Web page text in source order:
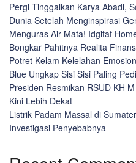
Pergi Tinggalkan Karya Abadi,
Dunia Setelah Menginspirasi
Menguras Air Mata! Idgitaf
Bongkar Pahitnya Realita
Potret Kelam Kelelahan
Blue Ungkap Sisi Sisi Paling
Presiden Resmikan RSUD KH
Kini Lebih Dekat
Listrik Padam Massal di
Investigasi Penyebabnya